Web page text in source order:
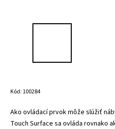
Kód: 100284
Ako ovládací prvok môže slúžiť
Touch Surface sa ovláda rovnako